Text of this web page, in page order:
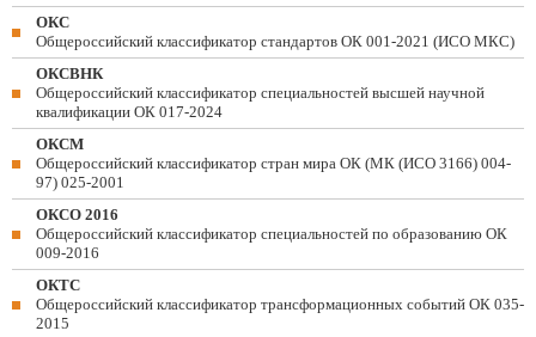
ОКС
Общероссийский классификатор стандартов ОК 001-2021 (ИСО МКС)
ОКСВНК
Общероссийский классификатор специальностей высшей научной
квалификации ОК 017-2024
ОКСМ
Общероссийский классификатор стран мира ОК (МК (ИСО 3166) 004-
97) 025-2001
ОКСО 2016
Общероссийский классификатор специальностей по образованию ОК
009-2016
ОКТС
Общероссийский классификатор трансформационных событий ОК 035-
2015